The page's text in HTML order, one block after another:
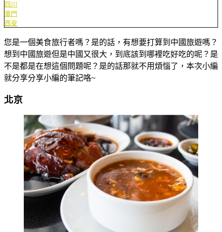
四川
廈門
西安
您是一個美食旅行者嗎？是的話，有想要打算到中國旅遊嗎？
想到中國旅遊但是中國又很大，到底該到哪裡吃好吃的呢？是
不是都是在想這個問題呢？是的話那就不用煩惱了，本次小編
就分享分享小編的筆記咯~
北京